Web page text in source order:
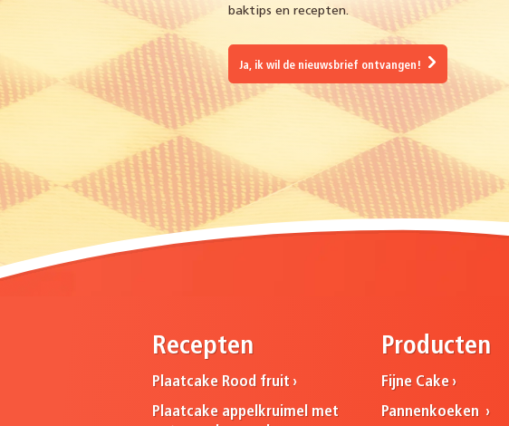
baktips en recepten.
Ja, ik wil de nieuwsbrief ontvangen!
Recepten
Plaatcake Rood fruit
Plaatcake appelkruimel met
Producten
Fijne Cake
Pannenkoeken